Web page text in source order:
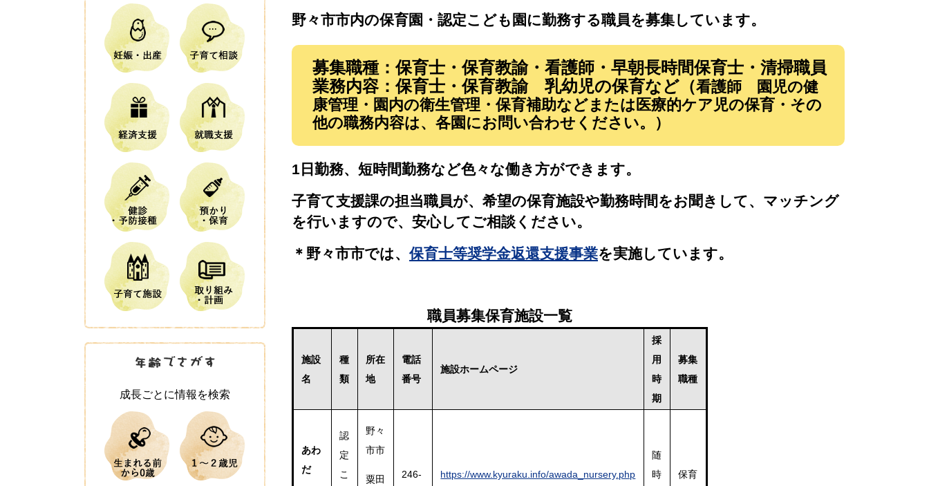
野々市市内の保育園・認定こども園に勤務する職員を募集しています。
募集職種：保育士・保育教諭・看護師・早朝長時間保育士・清掃職員
業務内容：保育士・保育教諭 乳幼児の保育など （看護師 園児の健
康管理・園内の衛生管理・保育補助などまたは医療的ケア児の保育・その
他の職務内容は、各園にお問い合わせください。）
1日勤務、短時間勤務など色々な働き方ができます。
子育て支援課の担当職員が、希望の保育施設や勤務時間をお聞きして、マッチング
を行いますので、安心してご相談ください。
＊野々市市では、保育士等奨学金返還支援事業を実施しています。
職員募集保育施設一覧
施設
名
種
類
所在
地
電話
番号
施設ホームページ
採
用
時
期
募集
職種
あわ
だ
認
定
こ
野々
市市
粟田
246-
https://www.kyuraku.info/awada_nursery.php
随
時
保育
成長ごとに情報を検索